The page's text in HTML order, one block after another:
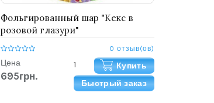
Фольгированный шар "Кекс в
розовой глазури"
0 отзыв(ов)
Цена
695грн.
Купить
Быстрый заказ